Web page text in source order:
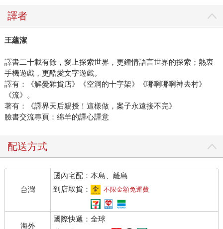
譯者
王蘊潔
譯書二十載有餘，愛上探索世界，更鍾情語言世界的探索；熱衷
手機遊戲，更酷愛文字遊戲。
譯有：《解憂雜貨店》《空洞的十字架》《哪啊哪啊神去村》
《流》。
著有：《譯界天后親授！這樣做，案子永遠接不完》
臉書交流專頁：綿羊的譯心譯意
配送方式
台灣
國內宅配：本島、離島
到店取貨：
不限金額免運費
海外
國際快遞：全球